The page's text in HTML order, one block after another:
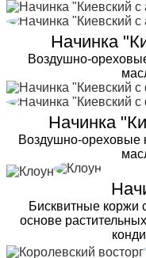
Начинка
Воздушно-
Начинка
Воздушно-ореховые
Бисквитные коржи
основе